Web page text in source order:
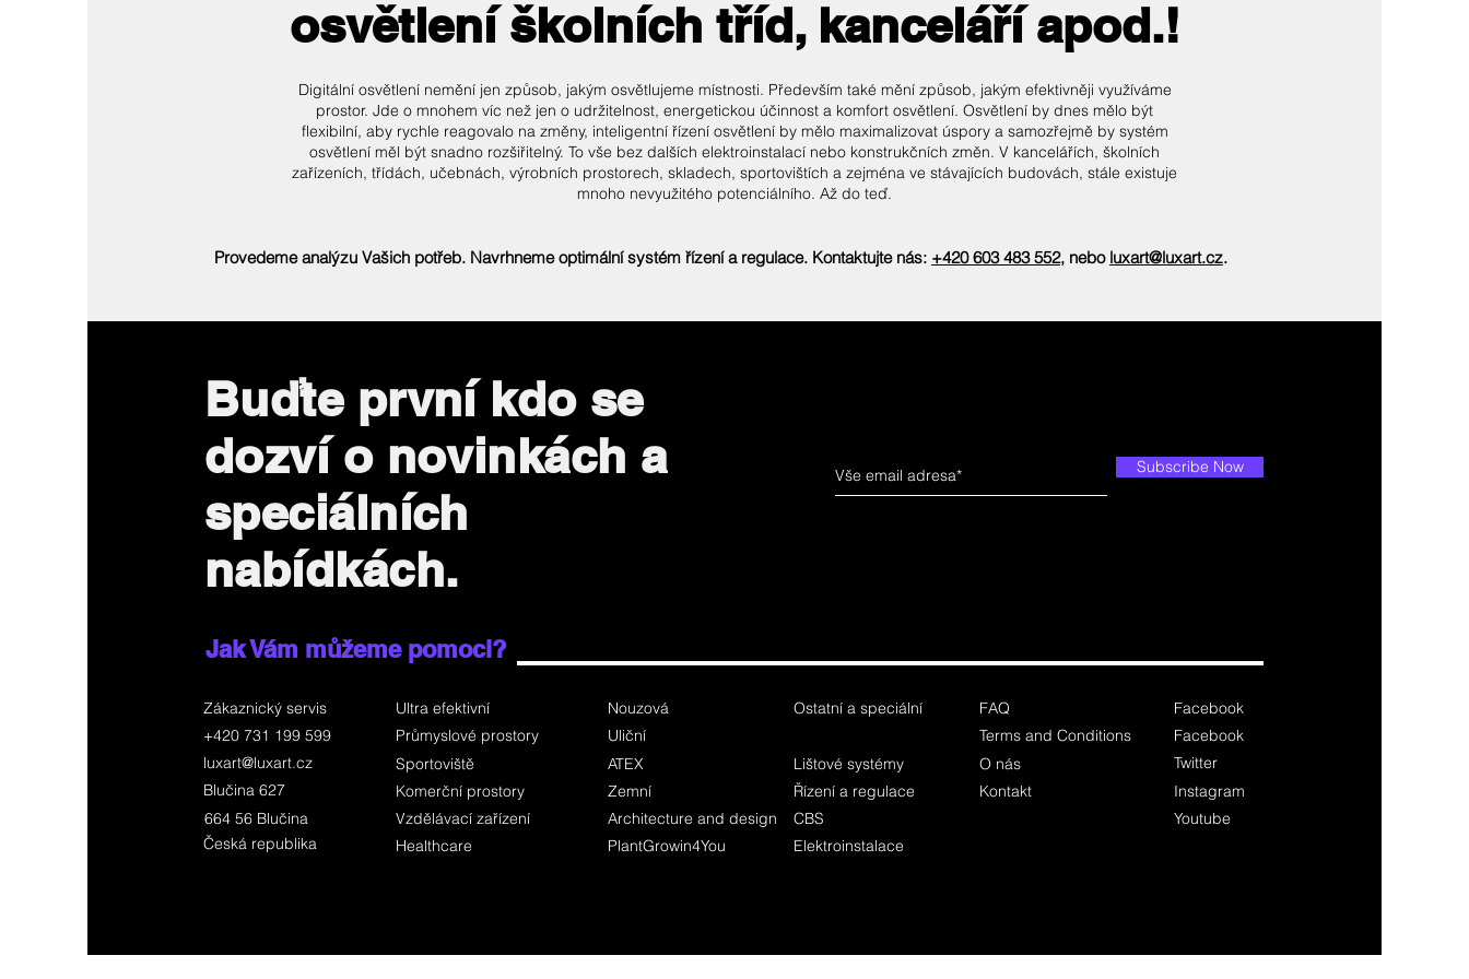
osvětlení školních tříd, kanceláří apod.!
Digitální osvětlení nemění jen způsob, jakým osvětlujeme místnosti. Především také mění způsob, jakým efektivněji využíváme
prostor. Jde o mnohem víc než jen o udržitelnost, energetickou účinnost a komfort osvětlení. Osvětlení by dnes mělo být
flexibilní, aby rychle reagovalo na změny, inteligentní řízení osvětlení by mělo maximalizovat úspory a samozřejmě by systém
osvětlení měl být snadno rozšiřitelný. To vše bez dalších elektroinstalací nebo konstrukčních změn. V kancelářích, školních
zařízeních, třídách, učebnách, výrobních prostorech, skladech, sportovištích a zejména ve stávajících budovách, stále existuje
mnoho nevyužitého potenciálního. Až do teď.
Provedeme analýzu Vašich potřeb. Navrhneme optimální systém řízení a regulace. Kontaktujte nás: +420 603 483 552, nebo luxart@luxart.cz.
Buďte první kdo se
dozví o novinkách a
speciálních
nabídkách.
Subscribe Now
Jak Vám můžeme pomoci?
Zákaznický servis
+420 731 199 599
luxart@luxart.cz
Blučina 627
664 56 Blučina
Česká republika
Ultra efektivní
Průmyslové prostory
Sportoviště
Komerční prostory
Vzdělávací zařízení
Healthcare
Nouzová
Uliční
ATEX
Zemní
Architecture and design
PlantGrowin4You
Ostatní a speciální
FAQ
Terms and Conditions
Lištové systémy
Řízení a regulace
O nás
Kontakt
CBS
Elektroinstalace
Facebook
Facebook
Twitter
Instagram
Youtube